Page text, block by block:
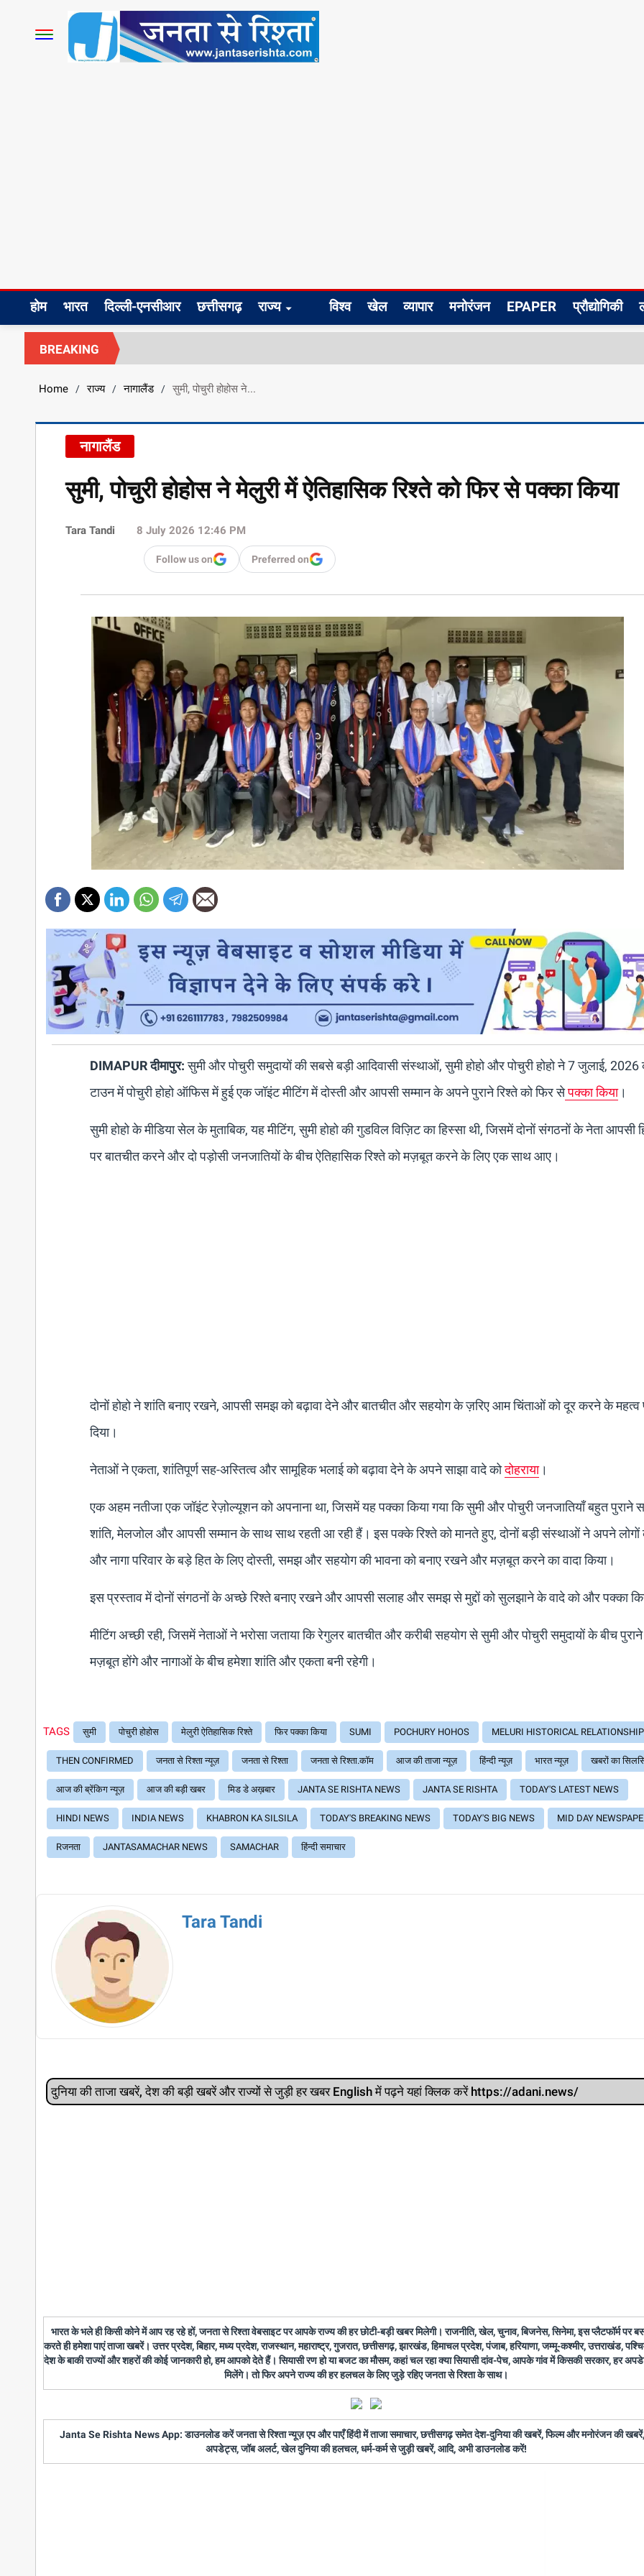
होम भारत दिल्ली-एनसीआर छत्तीसगढ़ राज्य विश्व खेल व्यापार मनोरंजन EPAPER प्रौद्योगिकी
BREAKING
Home / राज्य / नागालैंड / सुमी, पोचुरी होहोस ने...
नागालैंड
सुमी, पोचुरी होहोस ने मेलुरी में ऐतिहासिक रिश्ते को फिर से पक्का किया
Tara Tandi 8 July 2026 12:46 PM
Follow us on Preferred on
DIMAPUR दीमापुर:सुमी और पोचुरी समुदायों की सबसे बड़ी आदिवासी संस्थाओं, सुमी होहो और पोचुरी होहो ने 7 जुलाई, 2026
टाउन में पोचुरी होहो ऑफिस में हुई एक जॉइंट मीटिंग में दोस्ती और आपसी सम्मान के अपने पुराने रिश्ते को फिर सेपक्का किया।
सुमी होहो के मीडिया सेल के मुताबिक, यह मीटिंग, सुमी होहो की गुडविल विज़िट का हिस्सा थी, जिसमें दोनों संगठनों के नेता आपसी
पर बातचीत करने और दो पड़ोसी जनजातियों के बीच ऐतिहासिक रिश्ते को मज़बूत करने के लिए एक साथ आए।
दोनों होहो ने शांति बनाए रखने, आपसी समझ को बढ़ावा देने और बातचीत और सहयोग के ज़रिए आम चिंताओं को दूर करने के महत्व
दिया।
नेताओं ने एकता, शांतिपूर्ण सह-अस्तित्व और सामूहिक भलाई को बढ़ावा देने के अपने साझा वादे कोदोहराया।
एक अहम नतीजा एक जॉइंट रेज़ोल्यूशन को अपनाना था, जिसमें यह पक्का किया गया कि सुमी और पोचुरी जनजातियाँ बहुत पुराने
शांति, मेलजोल और आपसी सम्मान के साथ साथ रहती आ रही हैं। इस पक्के रिश्ते को मानते हुए, दोनों बड़ी संस्थाओं ने अपने लोगों
और नागा परिवार के बड़े हित के लिए दोस्ती, समझ और सहयोग की भावना को बनाए रखने और मज़बूत करने का वादा किया।
इस प्रस्ताव में दोनों संगठनों के अच्छे रिश्ते बनाए रखने और आपसी सलाह और समझ से मुद्दों को सुलझाने के वादे को और पक्का
मीटिंग अच्छी रही, जिसमें नेताओं ने भरोसा जताया कि रेगुलर बातचीत और करीबी सहयोग से सुमी और पोचुरी समुदायों के बीच पुराने
मज़बूत होंगे और नागाओं के बीच हमेशा शांति और एकता बनी रहेगी।
TAGS सुमी पोचुरी होहोस मेलुरी ऐतिहासिक रिश्ते फिर पक्का किया SUMI POCHURY HOHOS MELURI HISTORICAL
THEN CONFIRMED जनता से रिश्ता न्यूज़ जनता से रिश्ता जनता से रिश्ता.कॉम आज की ताजा न्यूज़ हिंन्दी न्यूज़ भारत न्यूज़ खबरों का
आज की ब्रेंकिग न्यूज़ आज की बड़ी खबर मिड डे अख़बार JANTA SE RISHTA NEWS JANTA SE RISHTA TODAY'S LATEST NEWS
HINDI NEWS INDIA NEWS KHABRON KA SILSILA TODAY'S BREAKING NEWS TODAY'S BIG NEWS MID DAY NEWSPAPE
Rजनता JANTASAMACHAR NEWS SAMACHAR हिंन्दी समाचार
Tara Tandi
दुनिया की ताजा खबरें, देश की बड़ी खबरें और राज्‍यों से जुड़ी हर खबर English में पढ़ने यहां क्लिक करें https://adani.news/
भारत के भले ही किसी कोने में आप रह रहे हों, जनता से रिश्ता वेबसाइट पर आपके राज्य की हर छोटी-बड़ी खबर मिलेगी। राजनीति, खेल, चुनाव, बिजनेस, सिनेमा, इस प्लैटफॉर्म पर
करते ही हमेशा पाएं ताजा खबरें। उत्तर प्रदेश, बिहार, मध्य प्रदेश, राजस्थान, महाराष्ट्र, गुजरात, छत्तीसगढ़, झारखंड, हिमाचल प्रदेश, पंजाब, हरियाणा, जम्मू-कश्मीर, उत्तराखंड,
देश के बाकी राज्यों और शहरों की कोई जानकारी हो, हम आपको देते हैं। सियासी रण हो या बजट का मौसम, कहां चल रहा क्या सियासी दांव-पेच, आपके गांव में किसकी सरकार, हर
मिलेंगे। तो फिर अपने राज्य की हर हलचल के लिए जुड़े रहिए जनता से रिश्ता के साथ।
Janta Se Rishta News App: डाउनलोड करें जनता से रिश्ता न्यूज़ एप और पाएँ हिंदी में ताजा समाचार, छत्तीसगढ़ समेत देश-दुनिया की खबरें, फिल्म और मनोरंजन की
अपडेट्स, जॉब अलर्ट, खेल दुनिया की हलचल, धर्म-कर्म से जुड़ी खबरें, आदि, अभी डाउनलोड करें!